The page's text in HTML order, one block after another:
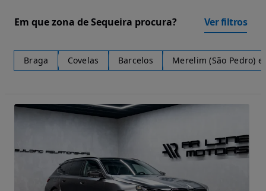
Em que zona de Sequeira procura? Ver filtros
Braga Covelas Barcelos Merelim (São Pedro) e